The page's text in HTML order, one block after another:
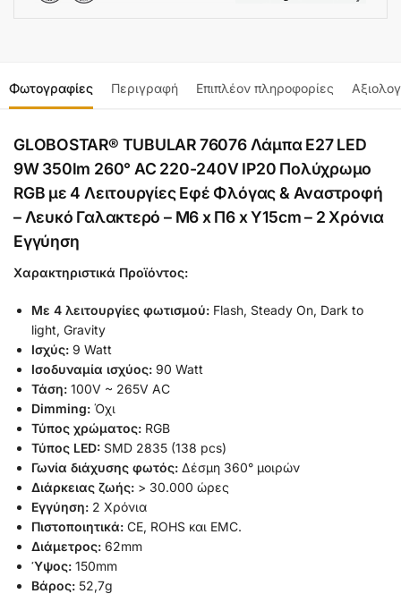
Φωτογραφίες Περιγραφή Επιπλέον πληροφορίες
GLOBOSTAR® TUBULAR 76076 Λάμπα E27 LED
9W 350lm 260° AC 220-240V IP20 Πολύχρωμο
RGB με 4 Λειτουργίες Εφέ Φλόγας & Αναστροφή
– Λευκό Γαλακτερό – Μ6 x Π6 x Υ15cm – 2 Χρόνια
Εγγύηση
Χαρακτηριστικά Προϊόντος:
Με 4 λειτουργίες φωτισμού: Flash, Steady On, Dark to
light, Gravity
Ισχύς: 9 Watt
Ισοδυναμία ισχύος: 90 Watt
Τάση: 100V ~ 265V AC
Dimming: Όχι
Τύπος χρώματος: RGB
Τύπος LED: SMD 2835 (138 pcs)
Γωνία διάχυσης φωτός: Δέσμη 360° μοιρών
Διάρκειας ζωής: > 30.000 ώρες
Εγγύηση: 2 Χρόνια
Πιστοποιητικά: CE, ROHS και EMC.
Διάμετρος: 62mm
Ύψος: 150mm
Βάρος: 52,7g